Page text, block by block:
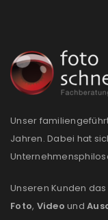
REGISTRIEREN
deine E-Mail-
Unser
Jahren. Dabei hat
Unseren Kunden
Foto, Video und